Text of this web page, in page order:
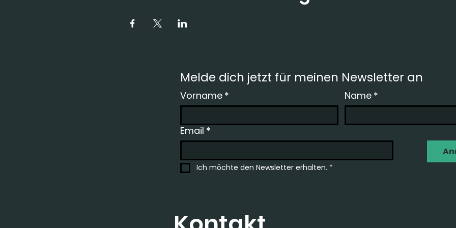
Melde dich jetzt für meinen Newsletter an
Vorname * Name *
Email *
Ich möchte den Newsletter erhalten. *